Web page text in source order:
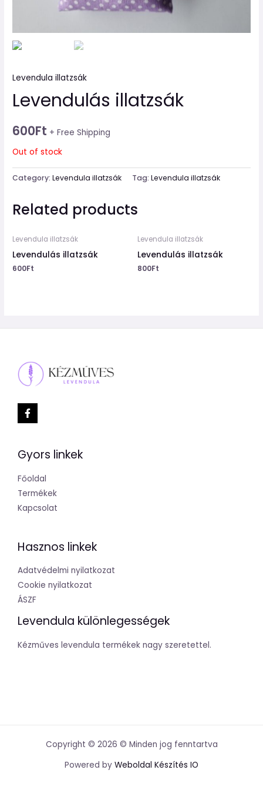
Levendula illatzsák
Levendulás illatzsák
600Ft + Free Shipping
Out of stock
Category:Levendula illatzsák Tag:Levendula illatzsák
Related products
Levendula illatzsák
Levendulás illatzsák
600Ft
Levendula illatzsák
Levendulás illatzsák
800Ft
Gyors linkek
Főoldal
Termékek
Kapcsolat
Hasznos linkek
Adatvédelmi nyilatkozat
Cookie nyilatkozat
ÁSZF
Levendula különlegességek
Kézműves levendula termékek nagy szeretettel.
Copyright © 2026 © Minden jog fenntartva
Powered by Weboldal Készítés IO